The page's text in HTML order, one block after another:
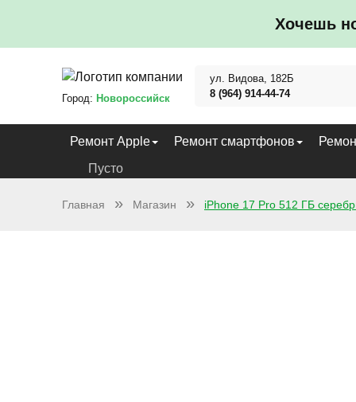
Хочешь
Город: Новороссийск
ул. Видова, 182Б
8 (964) 914-44-74
Ремонт Apple Ремонт смартфонов
Пусто
Главная Магазин iPhone 17 Pro 512 ГБ